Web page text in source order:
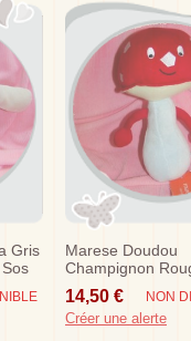
Gris
Marese Doudou
Champignon
Berenice Sos
14,50 € NON
Créer une alerte